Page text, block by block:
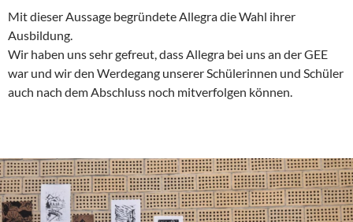
Mit dieser Aussage begründete Allegra die Wahl ihrer
Ausbildung.
Wir haben uns sehr gefreut, dass Allegra bei uns an der GEE
war und wir den Werdegang unserer Schülerinnen und Schüler
auch nach dem Abschluss noch mitverfolgen können.